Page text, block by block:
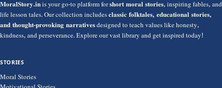
MoralStory.inis your go-to platform forshort moral stories, inspiring fables, and
life lesson tales. Our collection includesclassic folktales, educational stories,
and thought-provoking narrativesdesigned to teach values like honesty,
kindness, and perseverance. Explore our vast library and get inspired today!
STORIES
Moral Stories